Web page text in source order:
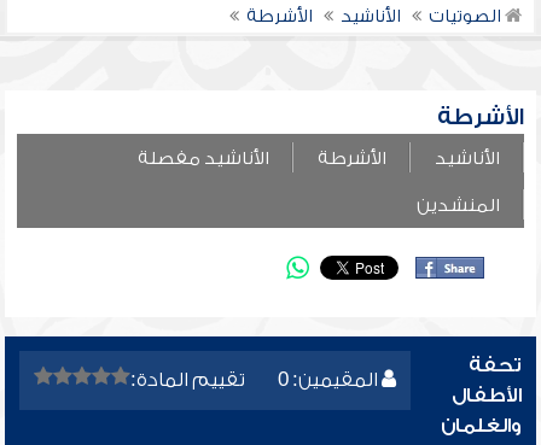
الصوتيات الأناشيد الأشرطة
الأشرطة
الأناشيد الأشرطة الأناشيد مفصلة
المنشدين
المقيمين: 0 تقييم المادة:
تحفة
الأطفال
والغلمان